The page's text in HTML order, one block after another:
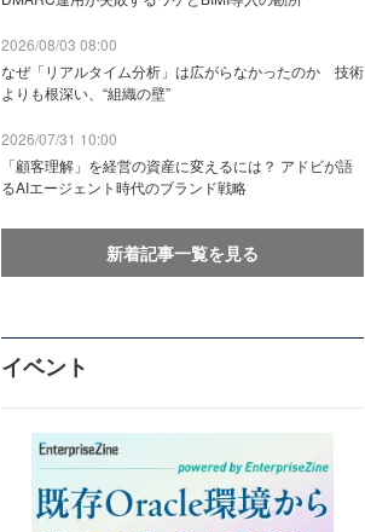
2026/08/03 08:00
なぜ「リアルタイム分析」は広がらなかったのか 技術
よりも根深い、“組織の壁”
2026/07/31 10:00
「顧客理解」を経営の資産に変えるには？ アドビが語
るAIエージェント時代のブランド戦略
新着記事一覧を見る
イベント